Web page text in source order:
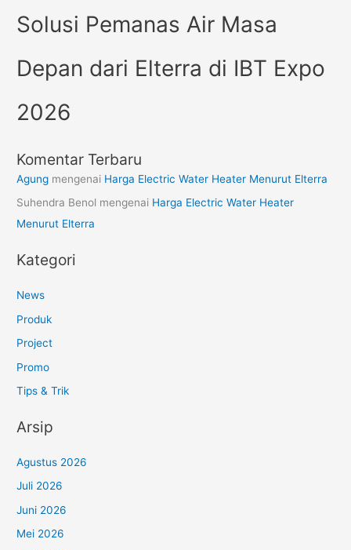
Solusi Pemanas Air Masa
Depan dari Elterra di IBT Expo
2026
Komentar Terbaru
Agung mengenai Harga Electric Water Heater Menurut Elterra
Suhendra Benol mengenai Harga Electric Water Heater
Menurut Elterra
Kategori
News
Produk
Project
Promo
Tips & Trik
Arsip
Agustus 2026
Juli 2026
Juni 2026
Mei 2026